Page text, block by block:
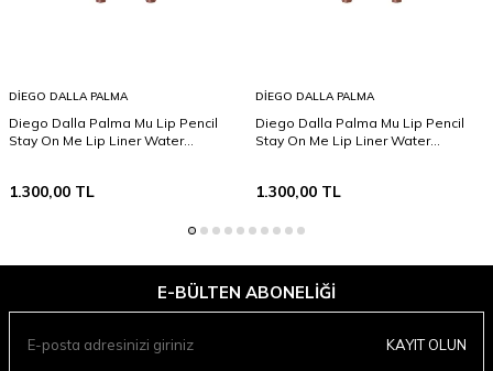
DIEGO DALLA PALMA
Diego Dalla Palma Mu Lip Pencil
Stay On Me Lip Liner Water
1.300,00 TL
DIEGO DALLA PALMA
Diego Dalla Palma Mu Lip Pencil
Stay On Me Lip Liner Water
1.300,00TL
E-BÜLTEN ABONELIĞI
KAYIT OLUN